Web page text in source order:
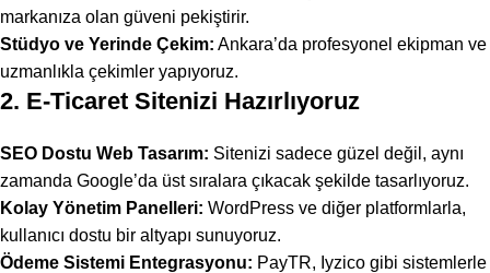
markanıza olan güveni pekiştirir.
Stüdyo ve Yerinde Çekim: Ankara’da profesyonel ekipman ve
uzmanlıkla çekimler yapıyoruz.
2. E-Ticaret Sitenizi Hazırlıyoruz
SEO Dostu Web Tasarım: Sitenizi sadece güzel değil, aynı
zamanda Google’da üst sıralara çıkacak şekilde tasarlıyoruz.
Kolay Yönetim Panelleri: WordPress ve diğer platformlarla,
kullanıcı dostu bir altyapı sunuyoruz.
Ödeme Sistemi Entegrasyonu: PayTR, Iyzico gibi sistemlerle